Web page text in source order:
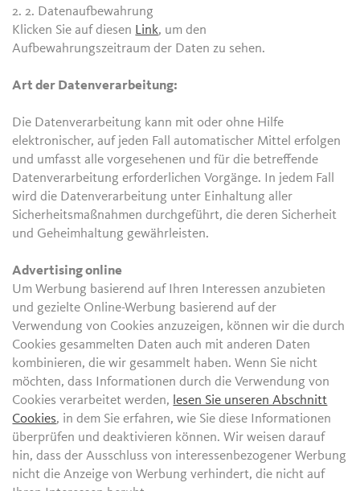
2. 2. Datenaufbewahrung
Klicken Sie auf diesen Link, um den
Aufbewahrungszeitraum der Daten zu sehen.
Art der Datenverarbeitung:
Die Datenverarbeitung kann mit oder ohne Hilfe
elektronischer, auf jeden Fall automatischer Mittel erfolgen
und umfasst alle vorgesehenen und für die betreffende
Datenverarbeitung erforderlichen Vorgänge. In jedem Fall
wird die Datenverarbeitung unter Einhaltung aller
Sicherheitsmaßnahmen durchgeführt, die deren Sicherheit
und Geheimhaltung gewährleisten.
Advertising online
Um Werbung basierend auf Ihren Interessen anzubieten
und gezielte Online-Werbung basierend auf der
Verwendung von Cookies anzuzeigen, können wir die durch
Cookies gesammelten Daten auch mit anderen Daten
kombinieren, die wir gesammelt haben. Wenn Sie nicht
möchten, dass Informationen durch die Verwendung von
Cookies verarbeitet werden, lesen Sie unseren Abschnitt
Cookies, in dem Sie erfahren, wie Sie diese Informationen
überprüfen und deaktivieren können. Wir weisen darauf
hin, dass der Ausschluss von interessenbezogener Werbung
nicht die Anzeige von Werbung verhindert, die nicht auf